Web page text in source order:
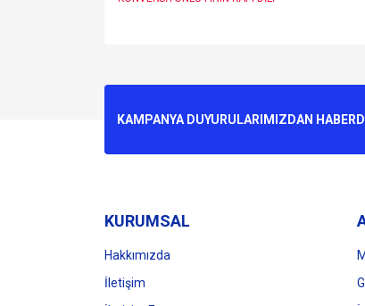
Ürün resmi kalitesiz, bozuk veya
Bu ürüne benzer farklı alternatifler olmalı.
KAMPANYA DUYURULARIMIZDAN
KURUMSAL
Hakkımızda
İletişim